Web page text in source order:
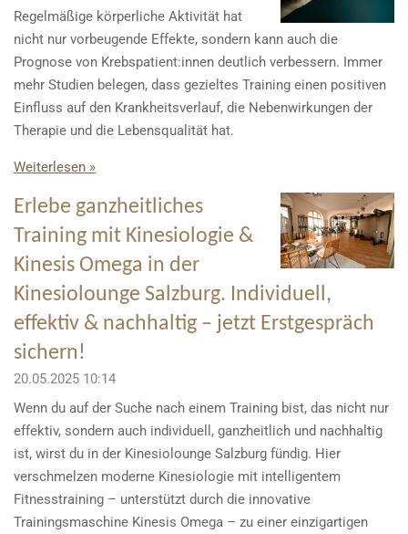
Regelmäßige körperliche Aktivität hat
nicht nur vorbeugende Effekte, sondern kann auch die
Prognose von Krebspatient:innen deutlich verbessern. Immer
mehr Studien belegen, dass gezieltes Training einen positiven
Einfluss auf den Krankheitsverlauf, die Nebenwirkungen der
Therapie und die Lebensqualität hat.
Weiterlesen »
Erlebe ganzheitliches
Training mit Kinesiologie &
Kinesis Omega in der
Kinesiolounge Salzburg. Individuell,
effektiv & nachhaltig – jetzt Erstgespräch
sichern!
20.05.2025 10:14
Wenn du auf der Suche nach einem Training bist, das nicht nur
effektiv, sondern auch individuell, ganzheitlich und nachhaltig
ist, wirst du in der Kinesiolounge Salzburg fündig. Hier
verschmelzen moderne Kinesiologie mit intelligentem
Fitnesstraining – unterstützt durch die innovative
Trainingsmaschine Kinesis Omega – zu einer einzigartigen